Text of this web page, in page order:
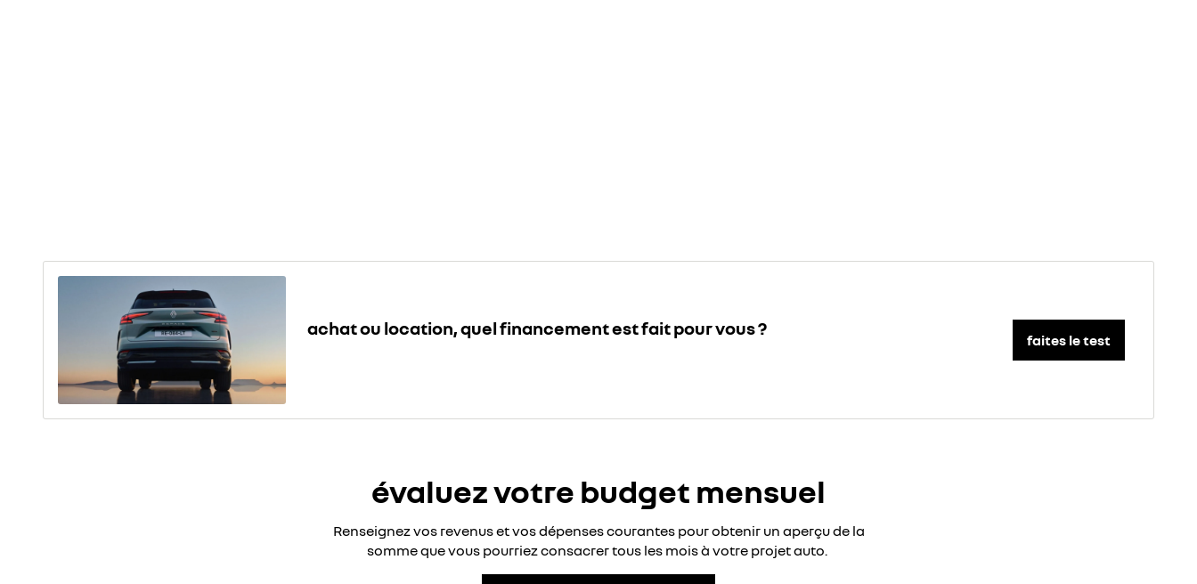
achat ou location, quel financement est fait pour vous ?
faites le test
évaluez votre budget mensuel
Renseignez vos revenus et vos dépenses courantes pour obtenir un aperçu de la
somme que vous pourriez consacrer tous les mois à votre projet auto.